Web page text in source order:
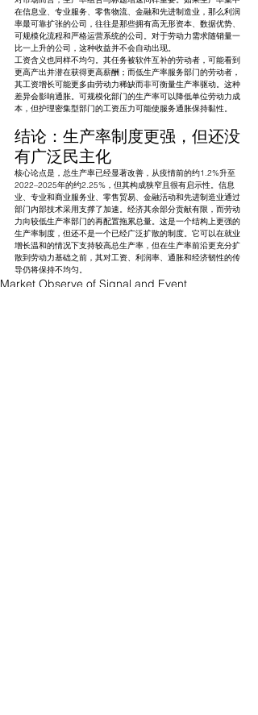
在信息业、专业服务、零售物流、金融和先进制造业，那么利润
率最可靠扩张的公司，往往是那些拥有高无形资本、数据优势、
可规模化流程和严格运营系统的公司。对于劳动力需求随销量一
比一上升的公司，这种收益并不会自动出现。
工资含义也同样不均匀。其任务被软件互补的劳动者，可能看到
更高产出并潜在获得更高薪酬；而低生产率服务部门的劳动者，
其工资增长可能更多由劳动力稀缺而非可衡量生产率驱动。这种
差异会影响通胀。可规模化部门的生产率可以降低单位劳动力成
本，但护理密集型部门的工资压力可能使服务通胀保持黏性。
结论：生产率制度更强，但还没
有广泛民主化
核心论点是，总生产率已经显著改善，从疫情前的约1.2%升至
2022–2025年的约2.25%，但其构成狭窄且很有启示性。信息
业、专业和商业服务业、零售贸易、金融活动和先进制造业通过
部门内部技术采用支撑了加速。经济其余部分贡献有限，而劳动
力向较低生产率部门的再配置拖累总量。这是一个结构上更强的
生产率制度，但还不是一个已经广泛扩散的制度。它可以在就业
增长温和的情况下支持较高总生产率，但在生产率前沿更充分扩
散到劳动力基础之前，其对工资、利润率、通胀和经济韧性的传
导仍将保持不均匀。
Market Observe of Signal and Event